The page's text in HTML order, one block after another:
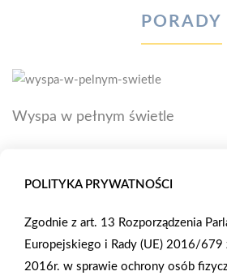
PORADY
Wyspa w pełnym świetle
usytuowanie go w centrum sprawi, że
Zobacz więcej
POLITYKA PRYWATNOŚCI
Zgodnie z art. 13 Rozporządzenia
Europejskiego i Rady (UE) 2016/
2016r. w sprawie ochrony osób